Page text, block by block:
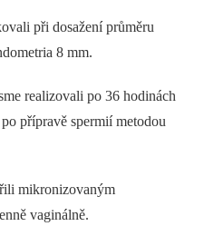
při dosažení průměru
8 mm.
realizovali po 36 hodinách
přípravě spermií metodou
mikronizovaným
vaginálně.